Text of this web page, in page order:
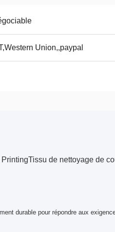
Union,,paypal
de nettoyage de
durable pour répondre aux